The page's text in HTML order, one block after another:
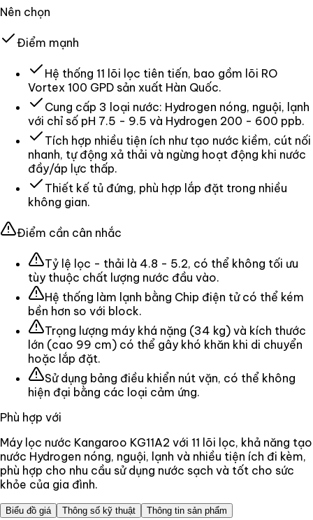
Nên chọn
Điểm mạnh
Hệ thống 11 lõi lọc tiên tiến, bao gồm lõi RO
Vortex 100 GPD sản xuất Hàn Quốc.
Cung cấp 3 loại nước: Hydrogen nóng, nguội, lạnh
với chỉ số pH 7.5 - 9.5 và Hydrogen 200 - 600 ppb.
Tích hợp nhiều tiện ích như tạo nước kiềm, cút nối
nhanh, tự động xả thải và ngừng hoạt động khi nước
đầy/áp lực thấp.
Thiết kế tủ đứng, phù hợp lắp đặt trong nhiều
không gian.
Điểm cần cân nhắc
Tỷ lệ lọc - thải là 4.8 - 5.2, có thể không tối ưu
tùy thuộc chất lượng nước đầu vào.
Hệ thống làm lạnh bằng Chip điện tử có thể kém
bền hơn so với block.
Trọng lượng máy khá nặng (34 kg) và kích thước
lớn (cao 99 cm) có thể gây khó khăn khi di chuyển
hoặc lắp đặt.
Sử dụng bảng điều khiển nút vặn, có thể không
hiện đại bằng các loại cảm ứng.
Phù hợp với
Máy lọc nước Kangaroo KG11A2 với 11 lõi lọc, khả năng tạo
nước Hydrogen nóng, nguội, lạnh và nhiều tiện ích đi kèm,
phù hợp cho nhu cầu sử dụng nước sạch và tốt cho sức
khỏe của gia đình.
Biểu đồ giá Thông số kỹ thuật Thông tin sản phẩm